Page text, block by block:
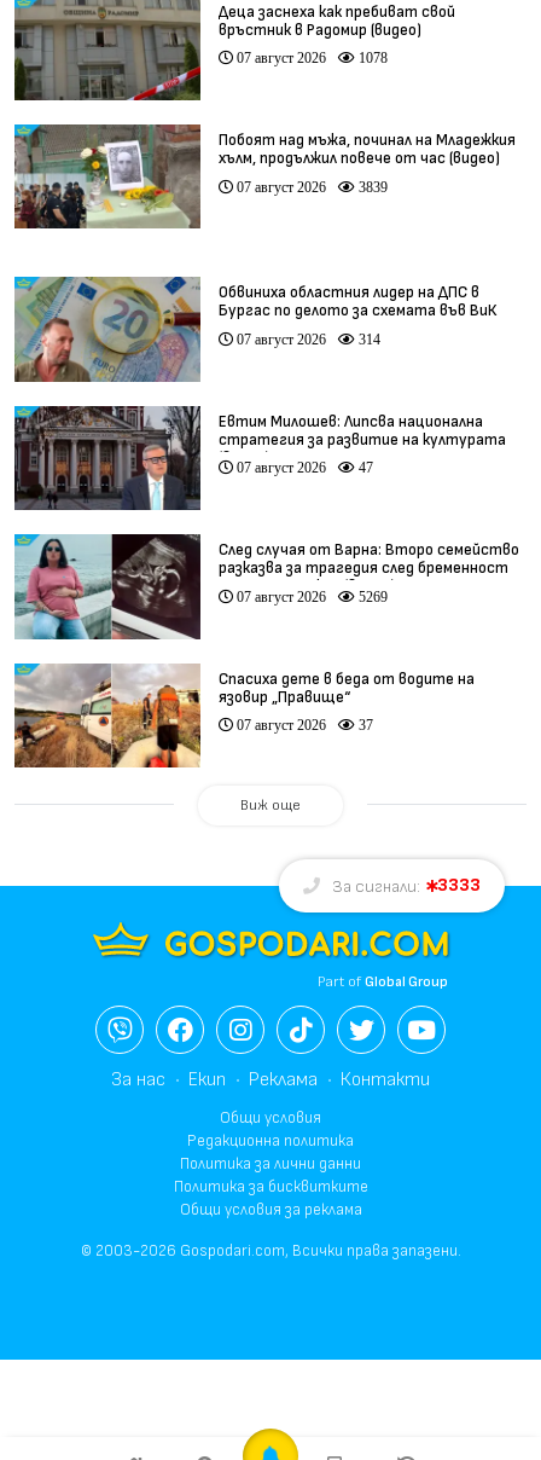
Деца заснеха как пребиват свой
връстник в Радомир (видео)
07 август 2026 1078
Побоят над мъжа, починал на Младежкия
хълм, продължил повече от час (видео)
07 август 2026 3839
Обвиниха областния лидер на ДПС в
Бургас по делото за схемата във ВиК
07 август 2026 314
Евтим Милошев: Липсва национална
стратегия за развитие на културата
(видео)
07 август 2026 47
След случая от Варна: Второ семейство
разказва за трагедия след бременност
при същия лекар (видео)
07 август 2026 5269
Спасиха дете в беда от водите на
язовир „Правище“
07 август 2026 37
Виж още
За сигнали: 3333
Part ofGlobal Group
За нас Екип Реклама Контакти
Общи условия
Редакционна политика
Политика за лични данни
Политика за бисквитките
Общи условия за реклама
© 2003-2026 Gospodari.com, Всички права запазени.